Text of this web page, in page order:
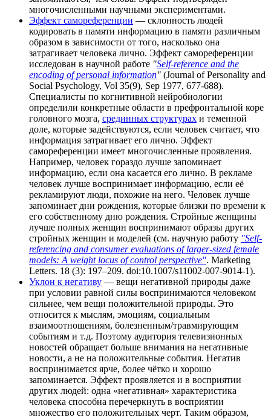
многочисленными научными экспериментами.
Эффект самореференции — склонность людей
кодировать в памяти информацию в памяти различным
образом в зависимости от того, насколько она
затрагивает человека лично. Эффект самореференции
исследован в научной работе "Self-reference and the
encoding of personal information" (Journal of Personality and
Social Psychology, Vol 35(9), Sep 1977, 677-688).
Специалисты по когнитивной нейробиологии
определили конкретные области в префронтальной коре
головного мозга, срединных структурах и теменной
доле, которые задействуются, если человек считает, что
информация затрагивает его лично. Эффект
самореференции имеет многочисленные проявления.
Например, человек гораздо лучше запоминает
информацию, если она касается его лично. В рекламе
человек лучше воспринимает информацию, если её
рекламируют люди, похожие на него. Человек лучше
запоминает дни рождения, которые близки по времени к
его собственному дню рождения. Стройные женщины
лучше полных женщин воспринимают образы других
стройных женщин и моделей (см. научную работу "Self-
referencing and consumer evaluations of larger-sized female
models: A weight locus of control perspective". Marketing
Letters. 18 (3): 197–209. doi:10.1007/s11002-007-9014-1).
Уклон к негативу — вещи негативной природы даже
при условии равной силы воспринимаются человеком
сильнее, чем вещи положительной природы. Это
относится к мыслям, эмоциям, социальным
взаимоотношениям, болезненным/травмирующим
событиям и т.д. Поэтому аудитория телевизионных
новостей обращает больше внимания на негативные
новости, а не на положительные события. Негатив
воспринимается ярче, более чётко и хорошо
запоминается. Эффект проявляется и в восприятии
других людей: одна «негативная» характеристика
человека способна перечеркнуть в восприятии
множество его положительных черт. Таким образом,